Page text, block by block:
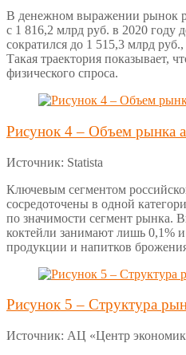
В денежном выражении рынок
с 1 816,2 млрд руб. в 2020 году
сократился до 1 515,3 млрд
Такая траектория показывает,
физического спроса.
Рисунок 4 – Объем рынка
Источник: Statista
Ключевым сегментом
сосредоточены в одной
по значимости сегмент рынка.
коктейли занимают лишь 0,1%
продукции и напитков
Рисунок 5 – Структура
Источник: АЦ «Центр